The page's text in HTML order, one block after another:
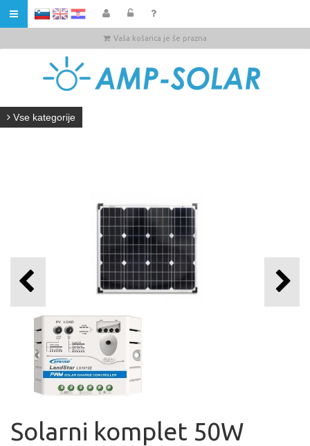
HR
Vaša košarica je še prazna
Vse kategorije
Solarni komplet 50W